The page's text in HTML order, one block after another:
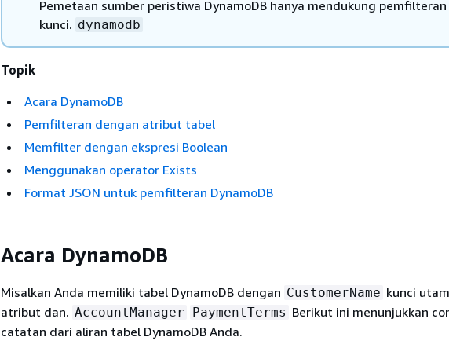
Pemetaan sumber peristiwa DynamoDB hanya mendukung pemfilteran
kunci. dynamodb
Topik
Acara DynamoDB
Pemfilteran dengan atribut tabel
Memfilter dengan ekspresi Boolean
Menggunakan operator Exists
Format JSON untuk pemfilteran DynamoDB
Acara DynamoDB
Misalkan Anda memiliki tabel DynamoDB dengan CustomerName kunci
atribut dan. AccountManager PaymentTerms Berikut ini menunjukkan
catatan dari aliran tabel DynamoDB Anda.